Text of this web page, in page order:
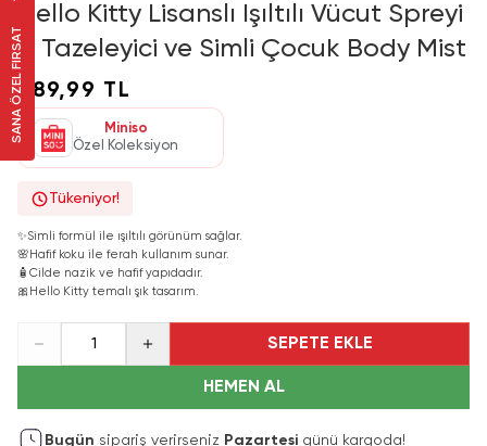
SANA ÖZEL FIRSAT
Hello Kitty Lisanslı Işıltılı Vücut Spreyi
– Tazeleyici ve Simli Çocuk Body Mist
289,99 TL
Miniso
Özel Koleksiyon
Tükeniyor!
✨Simli formül ile ışıltılı görünüm sağlar.
🌸 Hafif koku ile ferah kullanım sunar.
🧴 Cilde nazik ve hafif yapıdadır.
🎀 Hello Kitty temalı şık tasarım.
1 SEPETE EKLE
HEMEN AL
Bugün sipariş verirseniz Pazartesi günü kargoda!